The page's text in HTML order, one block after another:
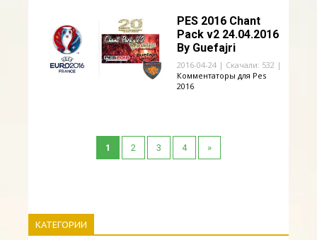
PES 2016 Chant
Pack v2 24.04.2016
By Guefajri
2016-04-24 | Скачали: 532 |
Комментаторы для Pes
2016
1 2 3 4 »
КАТЕГОРИИ